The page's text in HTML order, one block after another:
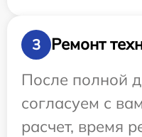
3
Ремонт
После полной
согласуем с
расчет, время